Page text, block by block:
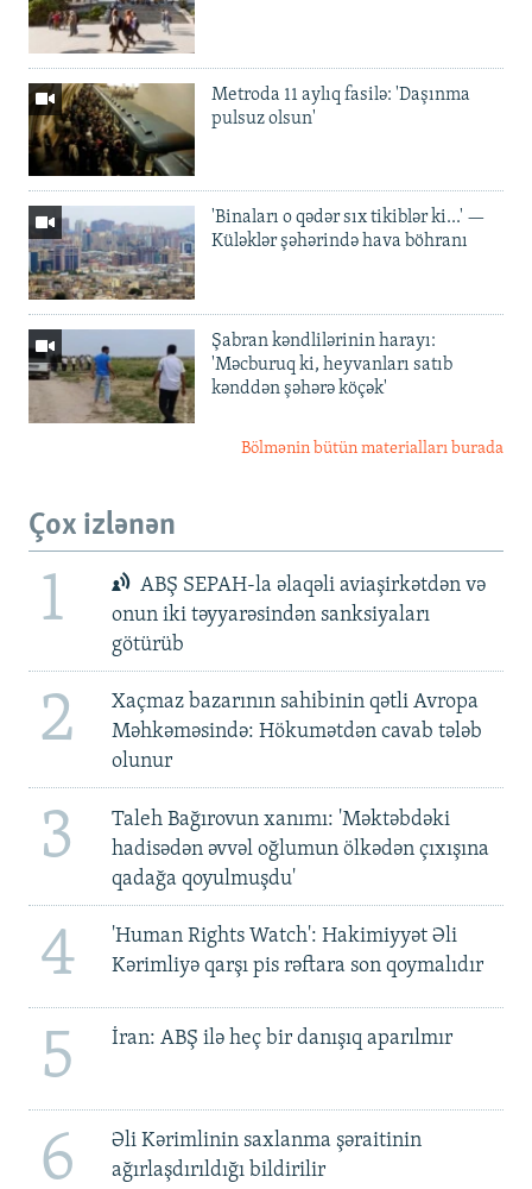
Metroda 11 aylıq fasilə: 'Daşınma
pulsuz olsun'
'Binaları o qədər sıx tikiblər ki...' —
Küləklər şəhərində hava böhranı
Şabran kəndlilərinin harayı:
'Məcburuq ki, heyvanları satıb
kənddən şəhərə köçək'
Bölmənin bütün materialları burada
Çox izlənən
1
ABŞ SEPAH-la əlaqəli aviaşirkətdən və
onun iki təyyarəsindən sanksiyaları
götürüb
2
Xaçmaz bazarının sahibinin qətli Avropa
Məhkəməsində: Hökumətdən cavab tələb
olunur
3
Taleh Bağırovun xanımı: 'Məktəbdəki
hadisədən əvvəl oğlumun ölkədən çıxışına
qadağa qoyulmuşdu'
4
'Human Rights Watch': Hakimiyyət Əli
Kərimliyə qarşı pis rəftara son qoymalıdır
5 İran: ABŞ ilə heç bir danışıq aparılmır
6
Əli Kərimlinin saxlanma şəraitinin
ağırlaşdırıldığı bildirilir